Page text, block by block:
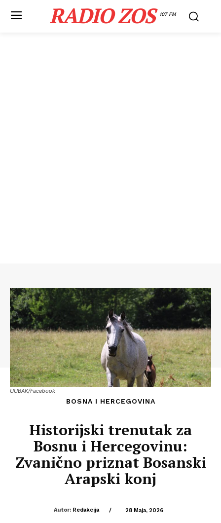
RADIO ZOS 107 FM
UUBAK/Facebook
BOSNA I HERCEGOVINA
Historijski trenutak za
Bosnu i Hercegovinu:
Zvanično priznat Bosanski
Arapski konj
Autor: Redakcija / 28 Maja, 2026